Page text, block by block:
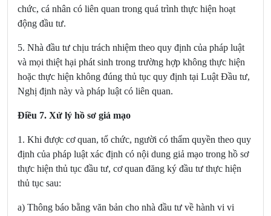
chức, cá nhân có liên quan trong quá trình thực hiện hoạt
động đầu tư.
5. Nhà đầu tư chịu trách nhiệm theo quy định của pháp luật
và mọi thiệt hại phát sinh trong trường hợp không thực hiện
hoặc thực hiện không đúng thủ tục quy định tại Luật Đầu tư,
Nghị định này và pháp luật có liên quan.
Điều 7. Xử lý hồ sơ giả mạo
1. Khi được cơ quan, tổ chức, người có thẩm quyền theo quy
định của pháp luật xác định có nội dung giả mạo trong hồ sơ
thực hiện thủ tục đầu tư, cơ quan đăng ký đầu tư thực hiện
thủ tục sau:
a) Thông báo bằng văn bản cho nhà đầu tư về hành vi vi